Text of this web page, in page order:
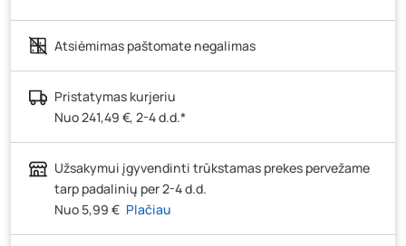
Ateities g. 15, Vilnius- 0 pakuočių
Kauno r., Narsiečių k., Vytauto g. 183, Kaunas
pakuočių
Šilutės pl. 83A, Klaipėda
Pramonės g. 7, Šiauliai
Santaikos g. 26B, Alytus
- 0 pakuočių
J. Basanavičiaus g. 6, Utena
Novočėbės k. 3, Kėdainiai- 40 pakuočių
Atsiėmimas paštomate negalimas
Pristatymas kurjeriu
Nuo 241,49 €, 2-4 d.d.*
Užsakymui įgyvendinti trūkstamas prekes pervežame
tarp padalinių per 2-4 d.d.
Nuo 5,99 € Plačiau